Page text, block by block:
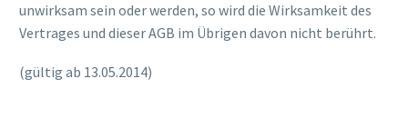
unwirksam sein oder werden, so wird die Wirksamkeit des
Vertrages und dieser AGB im Übrigen davon nicht berührt.
(gültig ab 13.05.2014)